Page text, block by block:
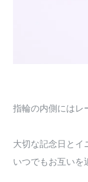
指輪の内側にはレ
大切な記念日とイ
いつでもお互いを